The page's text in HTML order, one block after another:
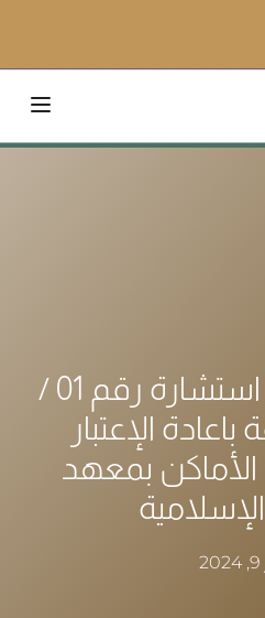
اعلان عن اجراء استشارة رقم 01 /
باعادة الإعتبار
بمعهد